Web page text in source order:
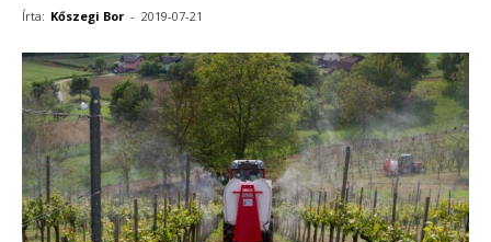
Írta: Kőszegi Bor - 2019-07-21